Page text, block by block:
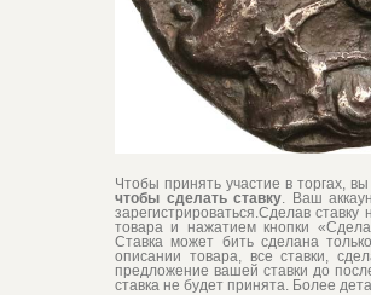
Чтобы принять участие в торгах,
чтобы сделать ставку . Ваш
зарегистрироваться.Сделав
товара и нажатием кнопки
Ставка может бить сделана
описании товара, все ставки,
предложение вашей ставки до
ставка не будет принята. Более